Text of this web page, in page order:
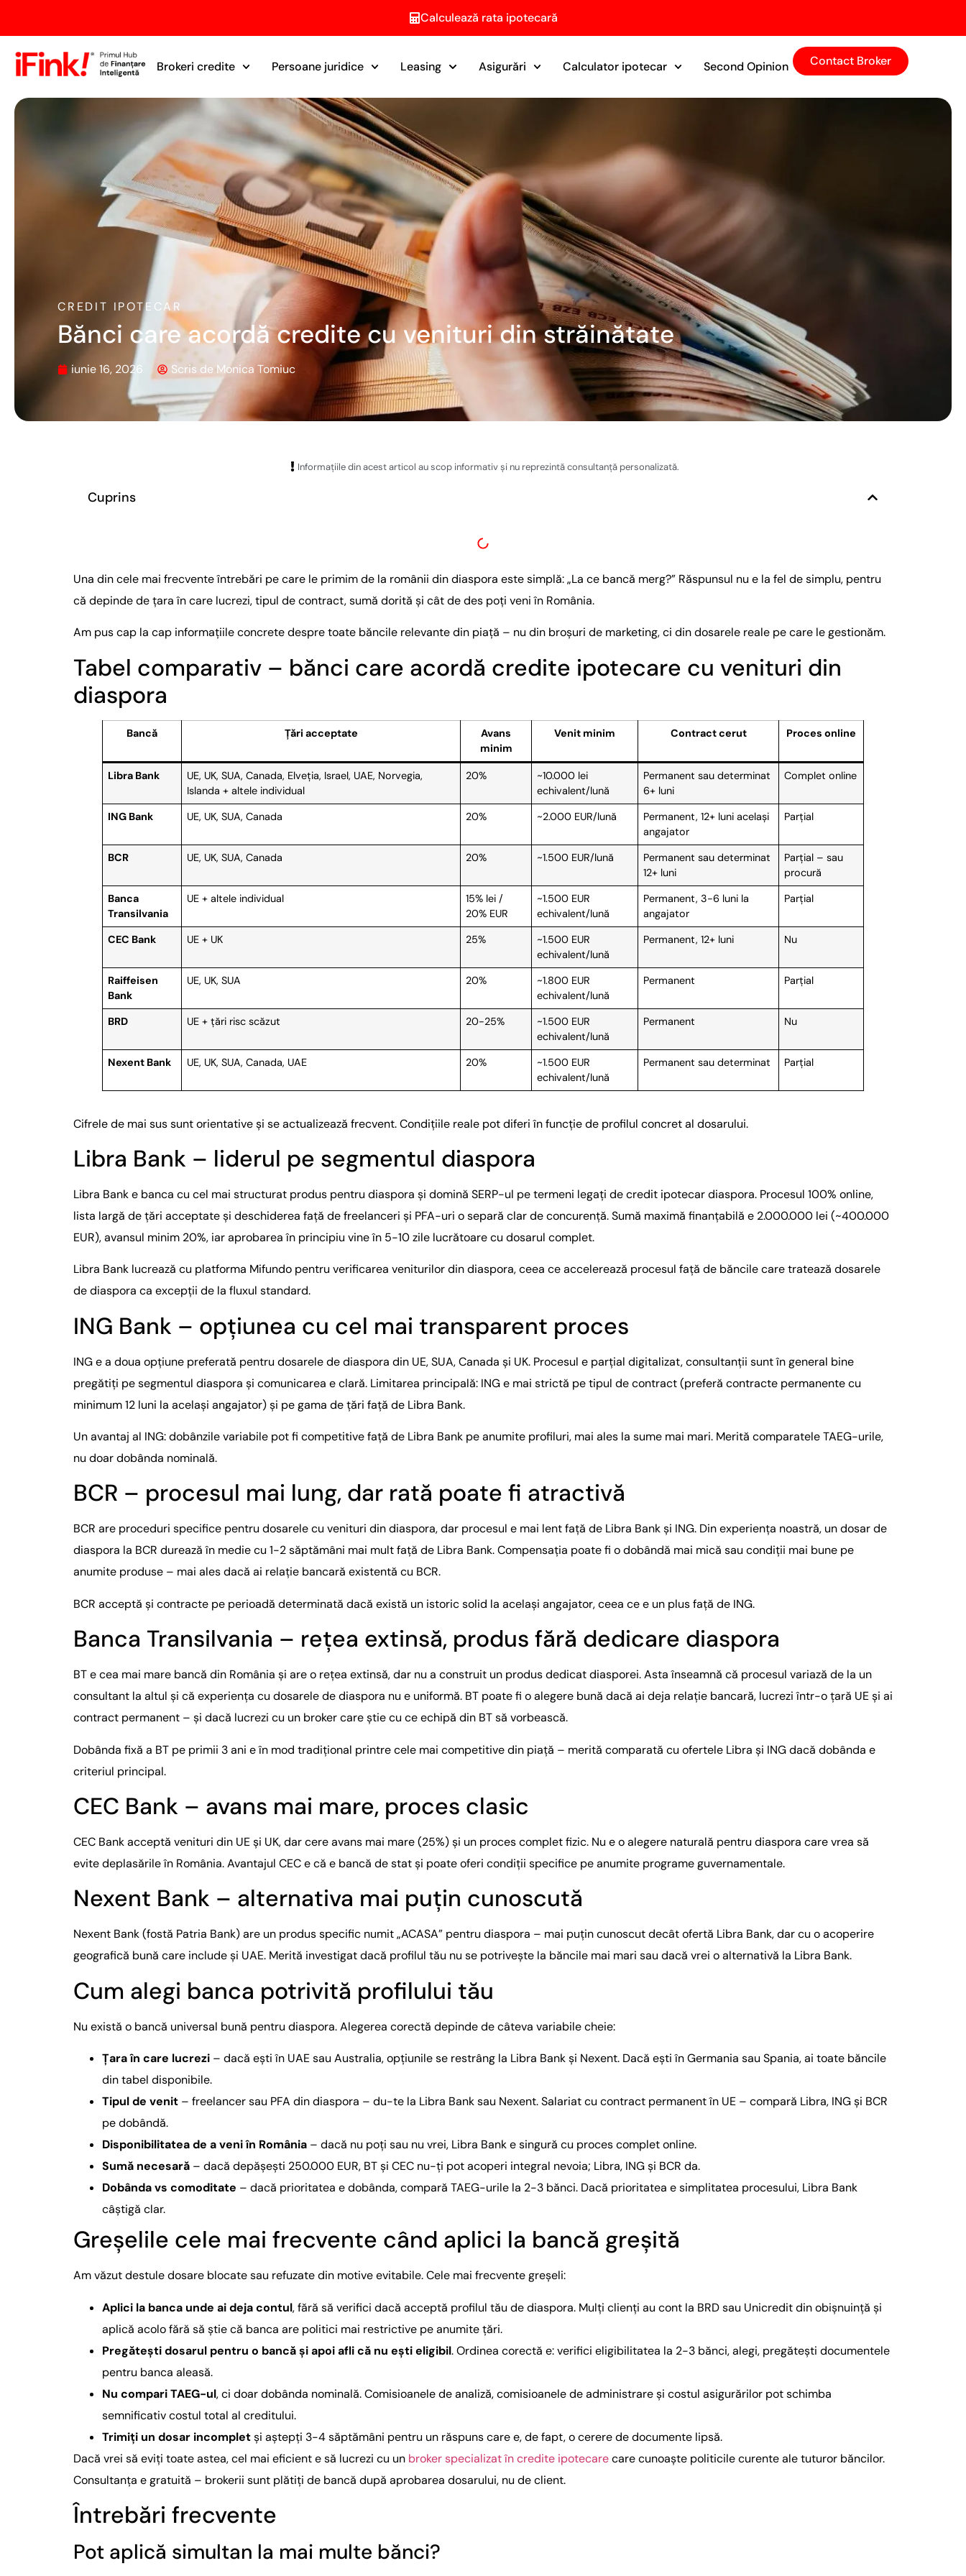
Calculează rata ipotecară
Brokeri credite Persoane juridice Leasing Asigurări Calculator ipotecar Second Opinion Contact Broker
CREDIT IPOTECAR
Bănci care acordă credite cu venituri din străinătate
iunie 16, 2026 Scris de Monica Tomiuc
Informațiile din acest articol au scop informativ și nu reprezintă consultanță personalizată.
Cuprins
Una din cele mai frecvente întrebări pe care le primim de la românii din diaspora este simplă: „La ce bancă merg?” Răspunsul nu e la fel de simplu, pentru
că depinde de țara în care lucrezi, tipul de contract, sumă dorită și cât de des poți veni în România.
Am pus cap la cap informațiile concrete despre toate băncile relevante din piață – nu din broșuri de marketing, ci din dosarele reale pe care le gestionăm.
Tabel comparativ – bănci care acordă credite ipotecare cu venituri din
diaspora
Bancă Țări acceptate
Avans
minim
Venit minim Contract cerut Proces online
Libra Bank
UE, UK, SUA, Canada, Elveția, Israel, UAE, Norvegia,
Islanda + altele individual
20%
~10.000 lei
echivalent/lună
Permanent sau determinat
6+ luni
Complet online
ING Bank UE, UK, SUA, Canada 20% ~2.000 EUR/lună
Permanent, 12+ luni același
angajator
Parțial
BCR UE, UK, SUA, Canada 20% ~1.500 EUR/lună
Permanent sau determinat
12+ luni
Parțial – sau
procură
Banca
Transilvania
UE + altele individual
15% lei /
20% EUR
~1.500 EUR
echivalent/lună
Permanent, 3-6 luni la
angajator
Parțial
CEC Bank UE + UK 25%
~1.500 EUR
echivalent/lună
Permanent, 12+ luni Nu
Raiffeisen
Bank
UE, UK, SUA 20%
~1.800 EUR
echivalent/lună
Permanent Parțial
BRD UE + țări risc scăzut 20-25%
~1.500 EUR
echivalent/lună
Permanent Nu
Nexent Bank UE, UK, SUA, Canada, UAE 20%
~1.500 EUR
echivalent/lună
Permanent sau determinat Parțial
Cifrele de mai sus sunt orientative și se actualizează frecvent. Condițiile reale pot diferi în funcție de profilul concret al dosarului.
Libra Bank – liderul pe segmentul diaspora
Libra Bank e banca cu cel mai structurat produs pentru diaspora și domină SERP-ul pe termeni legați de credit ipotecar diaspora. Procesul 100% online,
lista largă de țări acceptate și deschiderea față de freelanceri și PFA-uri o separă clar de concurență. Sumă maximă finanțabilă e 2.000.000 lei (~400.000
EUR), avansul minim 20%, iar aprobarea în principiu vine în 5-10 zile lucrătoare cu dosarul complet.
Libra Bank lucrează cu platforma Mifundo pentru verificarea veniturilor din diaspora, ceea ce accelerează procesul față de băncile care tratează dosarele
de diaspora ca excepții de la fluxul standard.
ING Bank – opțiunea cu cel mai transparent proces
ING e a doua opțiune preferată pentru dosarele de diaspora din UE, SUA, Canada și UK. Procesul e parțial digitalizat, consultanții sunt în general bine
pregătiți pe segmentul diaspora și comunicarea e clară. Limitarea principală: ING e mai strictă pe tipul de contract (preferă contracte permanente cu
minimum 12 luni la același angajator) și pe gama de țări față de Libra Bank.
Un avantaj al ING: dobânzile variabile pot fi competitive față de Libra Bank pe anumite profiluri, mai ales la sume mai mari. Merită comparatele TAEG-urile,
nu doar dobânda nominală.
BCR – procesul mai lung, dar rată poate fi atractivă
BCR are proceduri specifice pentru dosarele cu venituri din diaspora, dar procesul e mai lent față de Libra Bank și ING. Din experiența noastră, un dosar de
diaspora la BCR durează în medie cu 1-2 săptămâni mai mult față de Libra Bank. Compensația poate fi o dobândă mai mică sau condiții mai bune pe
anumite produse – mai ales dacă ai relație bancară existentă cu BCR.
BCR acceptă și contracte pe perioadă determinată dacă există un istoric solid la același angajator, ceea ce e un plus față de ING.
Banca Transilvania – rețea extinsă, produs fără dedicare diaspora
BT e cea mai mare bancă din România și are o rețea extinsă, dar nu a construit un produs dedicat diasporei. Asta înseamnă că procesul variază de la un
consultant la altul și că experiența cu dosarele de diaspora nu e uniformă. BT poate fi o alegere bună dacă ai deja relație bancară, lucrezi într-o țară UE și ai
contract permanent – și dacă lucrezi cu un broker care știe cu ce echipă din BT să vorbească.
Dobânda fixă a BT pe primii 3 ani e în mod tradițional printre cele mai competitive din piață – merită comparată cu ofertele Libra și ING dacă dobânda e
criteriul principal.
CEC Bank – avans mai mare, proces clasic
CEC Bank acceptă venituri din UE și UK, dar cere avans mai mare (25%) și un proces complet fizic. Nu e o alegere naturală pentru diaspora care vrea să
evite deplasările în România. Avantajul CEC e că e bancă de stat și poate oferi condiții specifice pe anumite programe guvernamentale.
Nexent Bank – alternativa mai puțin cunoscută
Nexent Bank (fostă Patria Bank) are un produs specific numit „ACASA” pentru diaspora – mai puțin cunoscut decât ofertă Libra Bank, dar cu o acoperire
geografică bună care include și UAE. Merită investigat dacă profilul tău nu se potrivește la băncile mai mari sau dacă vrei o alternativă la Libra Bank.
Cum alegi banca potrivită profilului tău
Nu există o bancă universal bună pentru diaspora. Alegerea corectă depinde de câteva variabile cheie:
Țara în care lucrezi – dacă ești în UAE sau Australia, opțiunile se restrâng la Libra Bank și Nexent. Dacă ești în Germania sau Spania, ai toate băncile
din tabel disponibile.
Tipul de venit – freelancer sau PFA din diaspora – du-te la Libra Bank sau Nexent. Salariat cu contract permanent în UE – compară Libra, ING și BCR
pe dobândă.
Disponibilitatea de a veni în România – dacă nu poți sau nu vrei, Libra Bank e singură cu proces complet online.
Sumă necesară – dacă depășești 250.000 EUR, BT și CEC nu-ți pot acoperi integral nevoia; Libra, ING și BCR da.
Dobânda vs comoditate – dacă prioritatea e dobânda, compară TAEG-urile la 2-3 bănci. Dacă prioritatea e simplitatea procesului, Libra Bank
câștigă clar.
Greșelile cele mai frecvente când aplici la bancă greșită
Am văzut destule dosare blocate sau refuzate din motive evitabile. Cele mai frecvente greșeli:
Aplici la banca unde ai deja contul, fără să verifici dacă acceptă profilul tău de diaspora. Mulți clienți au cont la BRD sau Unicredit din obișnuință și
aplică acolo fără să știe că banca are politici mai restrictive pe anumite țări.
Pregătești dosarul pentru o bancă și apoi afli că nu ești eligibil. Ordinea corectă e: verifici eligibilitatea la 2-3 bănci, alegi, pregătești documentele
pentru banca aleasă.
Nu compari TAEG-ul, ci doar dobânda nominală. Comisioanele de analiză, comisioanele de administrare și costul asigurărilor pot schimba
semnificativ costul total al creditului.
Trimiți un dosar incompletși aștepți 3-4 săptămâni pentru un răspuns care e, de fapt, o cerere de documente lipsă.
Dacă vrei să eviți toate astea, cel mai eficient e să lucrezi cu un broker specializat în credite ipotecarecare cunoaște politicile curente ale tuturor băncilor.
Consultanța e gratuită – brokerii sunt plătiți de bancă după aprobarea dosarului, nu de client.
Întrebări frecvente
Pot aplică simultan la mai multe bănci?